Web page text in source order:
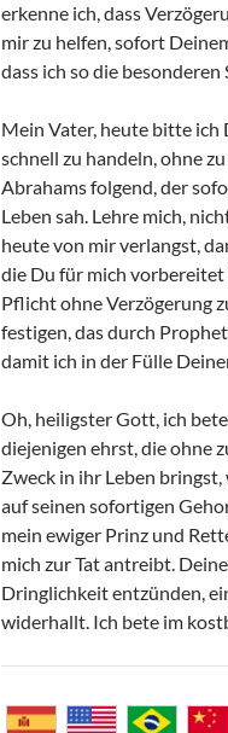
erkenne ich, dass
mir zu helfen, sofort
dass ich so die
Mein Vater, heute bitte ich
schnell zu handeln, ohne
Abrahams folgend, der
Leben sah. Lehre mich,
heute von mir verlangst,
die Du für mich vorbereitet
Pflicht ohne Verzögerung
festigen, das durch
damit ich in der Fülle
Oh, heiligster Gott, ich
diejenigen ehrst, die ohne
Zweck in ihr Leben
auf seinen sofortigen
mein ewiger Prinz und
mich zur Tat antreibt.
Dringlichkeit entzünden,
widerhallt. Ich bete im